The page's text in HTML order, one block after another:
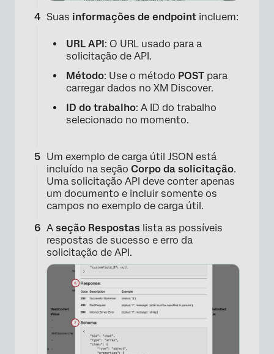
×
Suas informações de endpoint incluem:
URL API: O URL usado para a
solicitação de API.
Método: Use o método POST para
carregar dados no XM Discover.
ID do trabalho: A ID do trabalho
selecionado no momento.
Um exemplo de carga útil JSON está
incluído na seção Corpo da solicitação.
Uma solicitação API deve conter apenas
um documento e incluir somente os
campos no exemplo de carga útil.
A seção Respostas lista as possíveis
respostas de sucesso e erro da
solicitação de API.